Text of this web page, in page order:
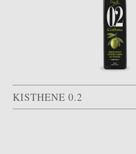
KISTHENE 0.2